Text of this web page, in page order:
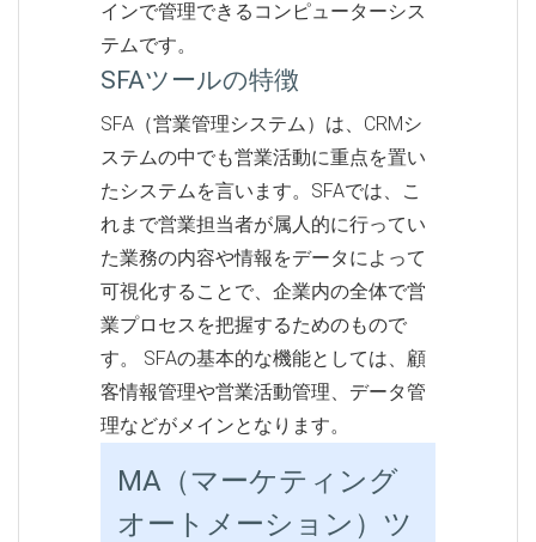
インで管理できるコンピューターシス
テムです。
SFAツールの特徴
SFA（営業管理システム）は、CRMシ
ステムの中でも営業活動に重点を置い
たシステムを言います。SFAでは、こ
れまで営業担当者が属人的に行ってい
た業務の内容や情報をデータによって
可視化することで、企業内の全体で営
業プロセスを把握するためのもので
す。 SFAの基本的な機能としては、顧
客情報管理や営業活動管理、データ管
理などがメインとなります。
MA（マーケティング
オートメーション）ツ